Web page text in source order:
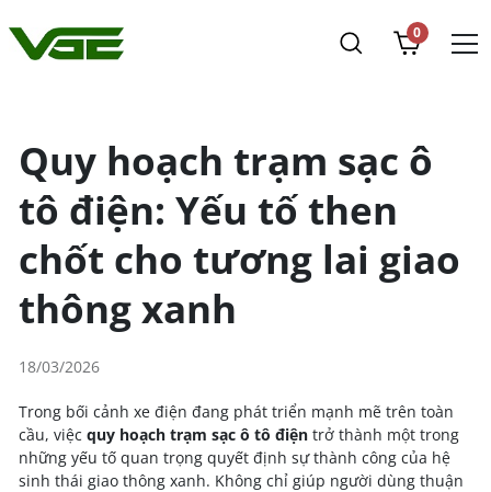
0
Quy hoạch trạm sạc ô
tô điện: Yếu tố then
chốt cho tương lai giao
thông xanh
18/03/2026
Trong bối cảnh xe điện đang phát triển mạnh mẽ trên toàn
cầu, việc quy hoạch trạm sạc ô tô điện trở thành một trong
những yếu tố quan trọng quyết định sự thành công của hệ
sinh thái giao thông xanh. Không chỉ giúp người dùng thuận